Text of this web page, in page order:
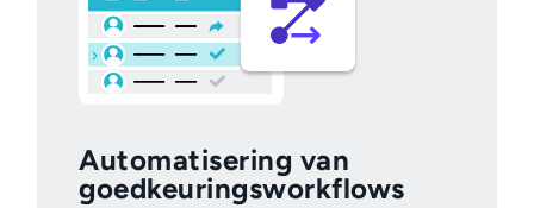
Automatisering van
goedkeuringsworkflows